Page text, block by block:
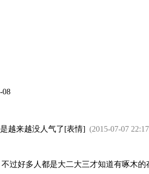
08
越来越没人气了[表情] (2015-07-07
过好多人都是大二大三才知道有啄木